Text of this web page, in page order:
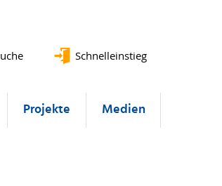
Schnelleinstieg
Projekte Medien